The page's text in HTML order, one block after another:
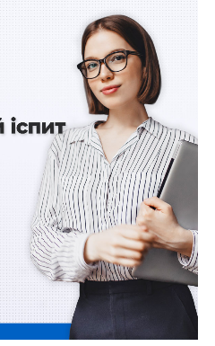
та повернення
захисту осіб з
на центри
звітуватимуть
контроль від вилову
про публічну
приблизною ціною